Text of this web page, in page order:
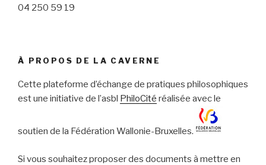
04 250 59 19
À PROPOS DE LA CAVERNE
Cette plateforme d’échange de pratiques philosophiques
est une initiative de l’asbl PhiloCité réalisée avec le
soutien de la Fédération Wallonie-Bruxelles.
Si vous souhaitez proposer des documents à mettre en